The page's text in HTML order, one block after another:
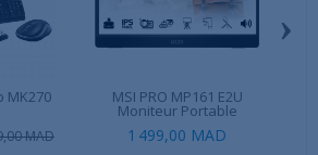
MK270
MAD
MSI PRO MP161 E2U
Moniteur Portable
1 499,00 MAD
›